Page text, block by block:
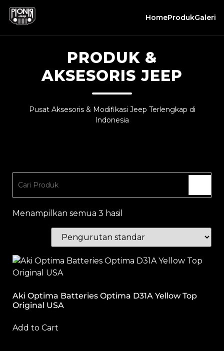
HomeProdukGaleri
PRODUK &
AKSESORIS JEEP
Pusat Aksesoris & Modifikasi Jeep Terlengkap di
Indonesia
Menampilkan semua 3 hasil
Aki Optima Batteries Optima D31A Yellow Top
Original USA
Add to Cart